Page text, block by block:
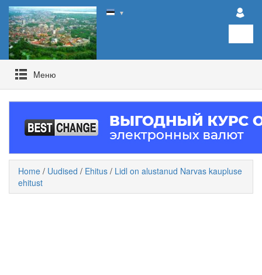
▼
Mеню
Home / Uudised / Ehitus / Lidl on alustanud Narvas kaupluse
ehitust